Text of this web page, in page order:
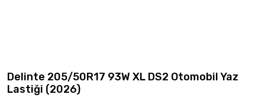
Delinte 205/50R17 93W XL DS2 Otomobil Yaz
Lastiği (2026)